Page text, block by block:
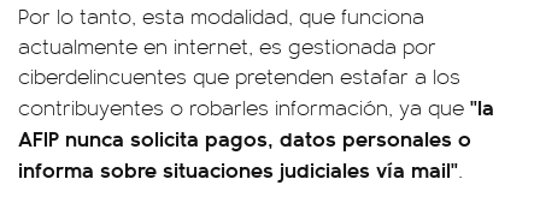
Por lo tanto, esta modalidad, que funciona
actualmente en internet, es gestionada por
ciberdelincuentes que pretenden estafar a los
contribuyentes o robarles información, ya que "la
AFIP nunca solicita pagos, datos personales o
informa sobre situaciones judiciales vía mail".